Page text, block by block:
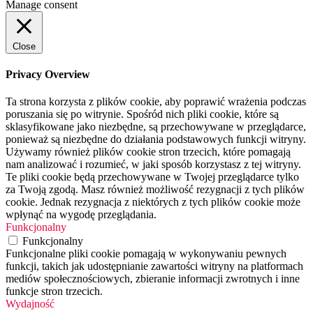
Manage consent
Close
Privacy Overview
Ta strona korzysta z plików cookie, aby poprawić wrażenia podczas
poruszania się po witrynie. Spośród nich pliki cookie, które są
sklasyfikowane jako niezbędne, są przechowywane w przeglądarce,
ponieważ są niezbędne do działania podstawowych funkcji witryny.
Używamy również plików cookie stron trzecich, które pomagają
nam analizować i rozumieć, w jaki sposób korzystasz z tej witryny.
Te pliki cookie będą przechowywane w Twojej przeglądarce tylko
za Twoją zgodą. Masz również możliwość rezygnacji z tych plików
cookie. Jednak rezygnacja z niektórych z tych plików cookie może
wpłynąć na wygodę przeglądania.
Funkcjonalny
Funkcjonalny
Funkcjonalne pliki cookie pomagają w wykonywaniu pewnych
funkcji, takich jak udostępnianie zawartości witryny na platformach
mediów społecznościowych, zbieranie informacji zwrotnych i inne
funkcje stron trzecich.
Wydajność